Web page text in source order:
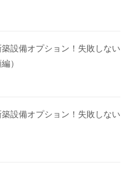
設備オプション！失敗しない
）
設備オプション！失敗しない